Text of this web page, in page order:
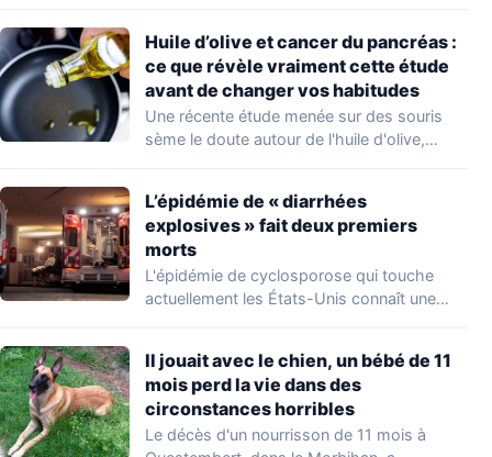
Huile d’olive et cancer du pancréas :
ce que révèle vraiment cette étude
avant de changer vos habitudes
Une récente étude menée sur des souris
sème le doute autour de l'huile d'olive,…
L’épidémie de « diarrhées
explosives » fait deux premiers
morts
L'épidémie de cyclosporose qui touche
actuellement les États-Unis connaît une
Il jouait avec le chien, un bébé de 11
mois perd la vie dans des
circonstances horribles
Le décès d'un nourrisson de 11 mois à